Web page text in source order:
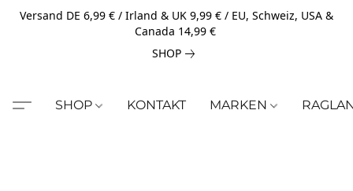
Versand DE 6,99 € / Irland & UK 9,99 € / EU, Schweiz, USA &
Canada 14,99 €
SHOP
SHOP KONTAKT MARKEN